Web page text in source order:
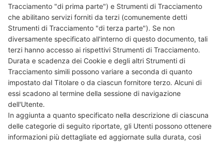
Tracciamento "di prima parte") e Strumenti di Tracciamento
che abilitano servizi forniti da terzi (comunemente detti
Strumenti di Tracciamento "di terza parte"). Se non
diversamente specificato all'interno di questo documento, tali
terzi hanno accesso ai rispettivi Strumenti di Tracciamento.
Durata e scadenza dei Cookie e degli altri Strumenti di
Tracciamento simili possono variare a seconda di quanto
impostato dal Titolare o da ciascun fornitore terzo. Alcuni di
essi scadono al termine della sessione di navigazione
dell'Utente.
In aggiunta a quanto specificato nella descrizione di ciascuna
delle categorie di seguito riportate, gli Utenti possono ottenere
informazioni più dettagliate ed aggiornate sulla durata, così